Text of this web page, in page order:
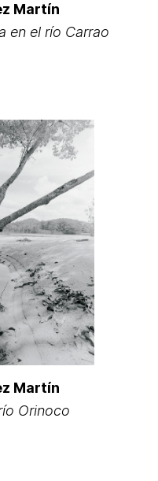
Martín
en el río Carrao
Martín
Orinoco